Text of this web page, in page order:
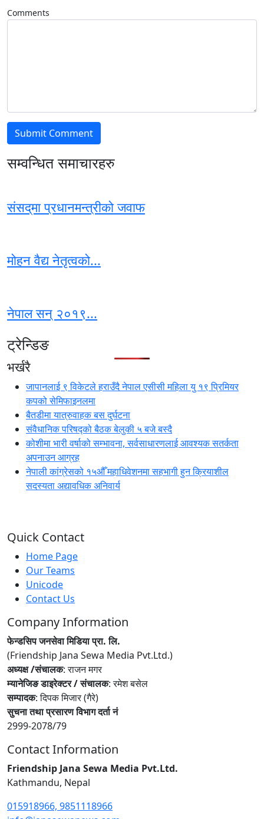
Comments
सम्वन्धित समाचारहरु
संसद्‌मा प्रधानमन्त्रीको जवाफ
मोहन वैद्य नेतृत्वको...
नेपाल सन् २०१९...
ट्रेन्डिङ
भर्खरै
जापानलाई ९ विकेटले हराउँदै नेपाल एसीसी महिला यु १९ प्रिमियर
कपको सेमिफाइनलमा
बैतडीमा यात्रुवाहक बस दुर्घटना
संवैधानिक परिषद्को बैठक बेलुकी ५ बजे बस्दै
कोशीमा भारी वर्षाको सम्भावना, सर्वसाधारणलाई आवश्यक सतर्कता
अपनाउन आग्रह
नेपाली कांग्रेसको १५औँ महाधिवेशनमा सहभागी हुन क्रियाशील
सदस्यता अद्यावधिक अनिवार्य
Quick Contact
Home Page
Our Teams
Unicode
Contact Us
Company Information
फेन्डसिप जनसेवा मिडिया प्रा. लि.
(Friendship Jana Sewa Media Pvt.Ltd.)
अध्यक्ष /संचालक: राजन मगर
म्यानेजिङ डाइरेक्टर / संचालक: रमेश बसेल
सम्पादक: दिपक मिजार (गैरे)
सुचना तथा प्रसारण विभाग दर्ता नं
2999-2078/79
Contact Information
Friendship Jana Sewa Media Pvt.Ltd.
Kathmandu, Nepal
015918966, 9851118966